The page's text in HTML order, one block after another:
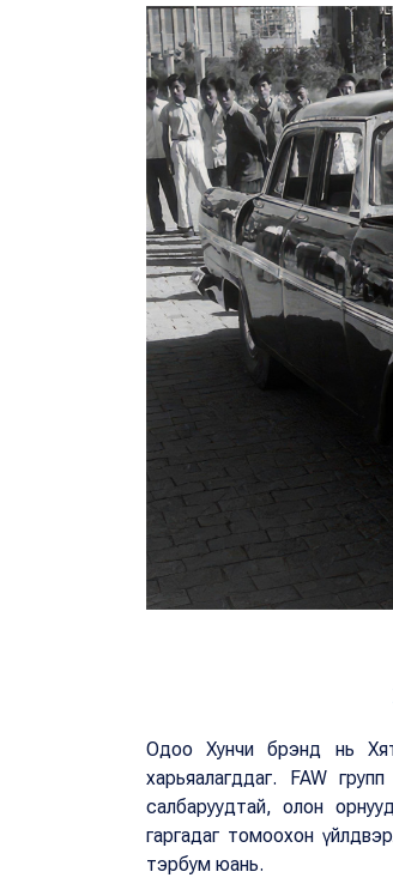
Одоо Хунчи брэнд нь
харьяалагддаг. FAW
салбаруудтай, олон
гаргадаг томоохон
тэрбум юань.